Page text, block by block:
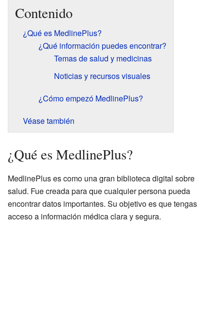
Contenido
¿Qué es MedlinePlus?
¿Qué información puedes encontrar?
Temas de salud y medicinas
Noticias y recursos visuales
¿Cómo empezó MedlinePlus?
Véase también
¿Qué es MedlinePlus?
MedlinePlus es como una gran biblioteca digital sobre
salud. Fue creada para que cualquier persona pueda
encontrar datos importantes. Su objetivo es que tengas
acceso a información médica clara y segura.